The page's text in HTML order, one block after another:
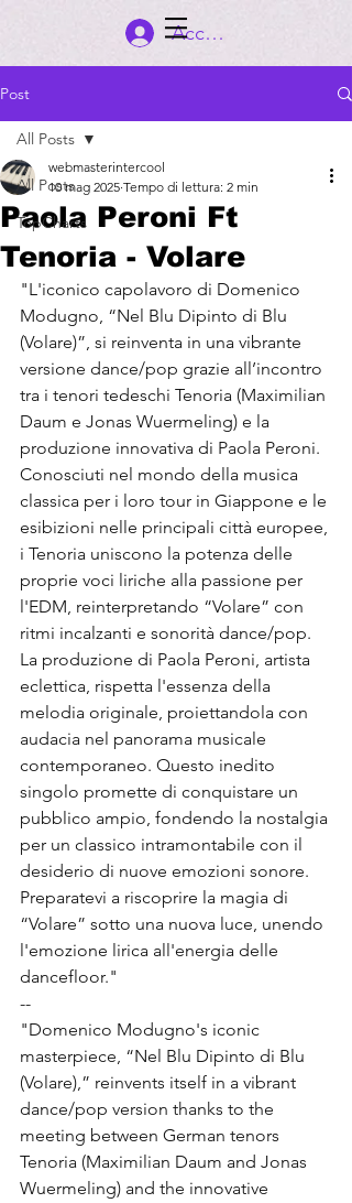
Accedi
Post
All Posts
TopCharts
All Posts
Paola Peroni Ft
Tenoria - Volare
webmasterintercool
10 mag 2025 Tempo di lettura: 2 min
"L'iconico capolavoro di Domenico
Modugno, “Nel Blu Dipinto di Blu
(Volare)”, si reinventa in una vibrante
versione dance/pop grazie all’incontro
tra i tenori tedeschi Tenoria (Maximilian
Daum e Jonas Wuermeling) e la
produzione innovativa di Paola Peroni.
Conosciuti nel mondo della musica
classica per i loro tour in Giappone e le
esibizioni nelle principali città europee,
i Tenoria uniscono la potenza delle
proprie voci liriche alla passione per
l'EDM, reinterpretando “Volare” con
ritmi incalzanti e sonorità dance/pop.
La produzione di Paola Peroni, artista
eclettica, rispetta l'essenza della
melodia originale, proiettandola con
audacia nel panorama musicale
contemporaneo. Questo inedito
singolo promette di conquistare un
pubblico ampio, fondendo la nostalgia
per un classico intramontabile con il
desiderio di nuove emozioni sonore.
Preparatevi a riscoprire la magia di
“Volare” sotto una nuova luce, unendo
l'emozione lirica all'energia delle
dancefloor."
--
"Domenico Modugno's iconic
masterpiece, “Nel Blu Dipinto di Blu
(Volare),” reinvents itself in a vibrant
dance/pop version thanks to the
meeting between German tenors
Tenoria (Maximilian Daum and Jonas
Wuermeling) and the innovative